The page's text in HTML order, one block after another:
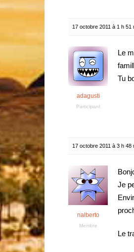
17 octobre 2011 à 1 h 51
adagusti
Participant
Le
Tu
17 octobre 2011 à 3 h 48
nalberto
Membre
Je
Le